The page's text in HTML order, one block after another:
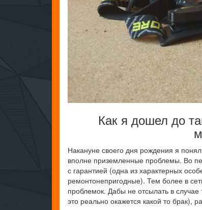
Как я дошел до
Накануне своего дня рождения я
вполне приземленные проблемы. Во
с гарантией (одна из характерных
ремонтонепригодные). Тем более в
проблемок. Дабы не отсылать в случае
это реально окажется какой то брак),